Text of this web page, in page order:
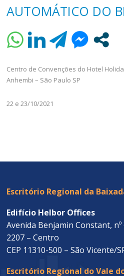
AUTOMÁTICO DO
Centro de Convenções do Hotel
Anhembi – São Paulo SP
22 e 23/10/2021
Escritório Regional da
Edifício Helbor Offices
Avenida Benjamin Constant, nº
2207 – Centro
CEP 11310-500 – São Vicente/
Escritório Regional do Vale